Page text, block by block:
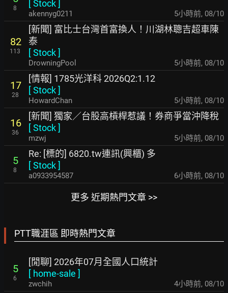
8
[Stock]
akennyg0211 5小時前, 08/10
82
113
[新聞] 富比士台灣首富換人！川湖林聰吉超車陳
泰
[Stock]
DrowningPool 5小時前, 08/10
17
28
[情報] 1785光洋科 2026Q2:1.12
[Stock]
HowardChan 5小時前, 08/10
16
36
[新聞] 獨家／台股高槓桿惹議！券商爭當沖降稅
[Stock]
mzwj 5小時前, 08/10
5
8
Re: [標的] 6820.tw連訊(興櫃) 多
[Stock]
a0933954587 6小時前, 08/10
更多 近期熱門文章 >>
PTT職涯區 即時熱門文章
5
6
[閒聊] 2026年07月全國人口統計
[ home-sale ]
zwchih 4小時前, 08/10